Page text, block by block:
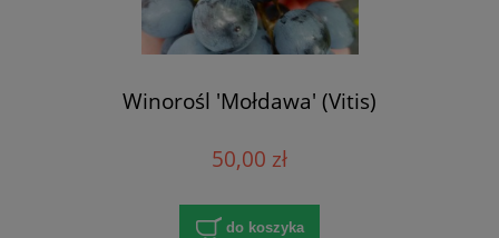
Winorośl 'Mołdawa' (Vitis)
50,00 zł
do koszyka